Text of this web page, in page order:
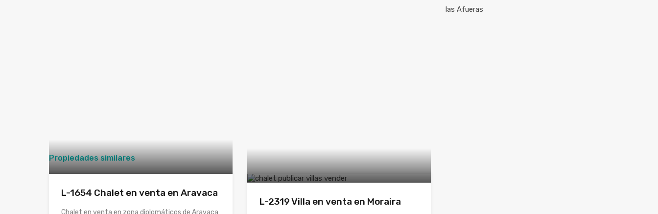
Propiedades similares
L-1654 Chalet en venta en Aravaca
Chalet en venta en zona diplomáticos de Aravaca
L-2319 Villa en venta en Moraira
las Afueras